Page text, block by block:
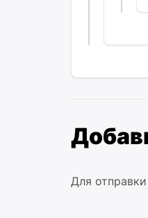
Для